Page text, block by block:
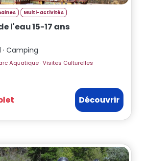
Multi-activités
l'eau 15-17 ans
Camping
Kayak · Bateau · Parc Aquatique · Visites Culturelles
Découvrir